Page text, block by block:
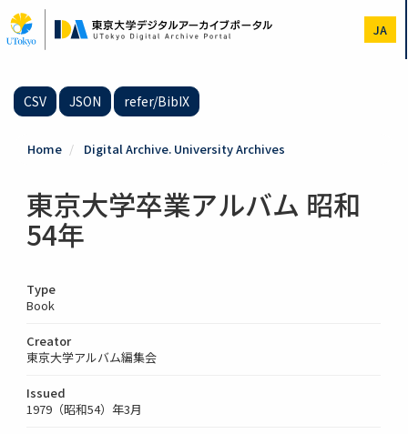
to
main
JA
CSV JSON refer/BibIX
Home Digital Archive. University Archives
東京大学卒業アルバム 昭和
54年
Type
Book
Creator
東京大学アルバム編集会
Issued
1979（昭和54）年3月